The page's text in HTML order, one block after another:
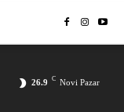
26.9 C Novi Pazar